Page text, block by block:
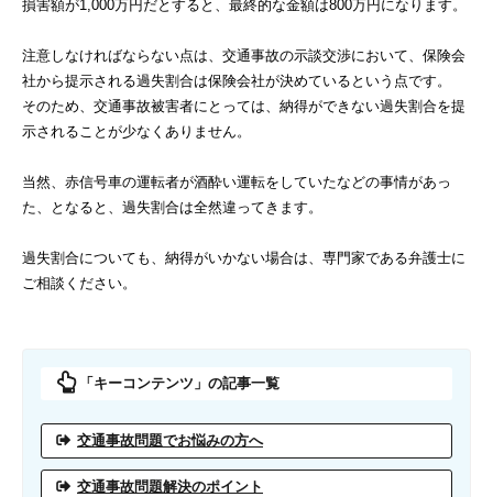
損害額が1,000万円だとすると、最終的な金額は800万円になります。
注意しなければならない点は、交通事故の示談交渉において、保険会
社から提示される過失割合は保険会社が決めているという点です。
そのため、交通事故被害者にとっては、納得ができない過失割合を提
示されることが少なくありません。
当然、赤信号車の運転者が酒酔い運転をしていたなどの事情があっ
た、となると、過失割合は全然違ってきます。
過失割合についても、納得がいかない場合は、専門家である弁護士に
ご相談ください。
「キーコンテンツ」の記事一覧
交通事故問題でお悩みの方へ
交通事故問題解決のポイント